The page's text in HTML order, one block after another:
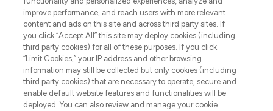
Information
HELP & INFORMATIE
BEDRIJFSINFORMATIE
improve performance, and reach users with more relevant
content and ads on this site and across third party sites. If
you click “Accept All” this site may deploy cookies (including
third party cookies) for all of these purposes. If you click
“Limit Cookies,” your IP address and other browsing
information may still be collected but only cookies (including
third party cookies) that are necessary to operate, secure and
enable default website features and functionalities will be
deployed. You can also review and manage your cookie